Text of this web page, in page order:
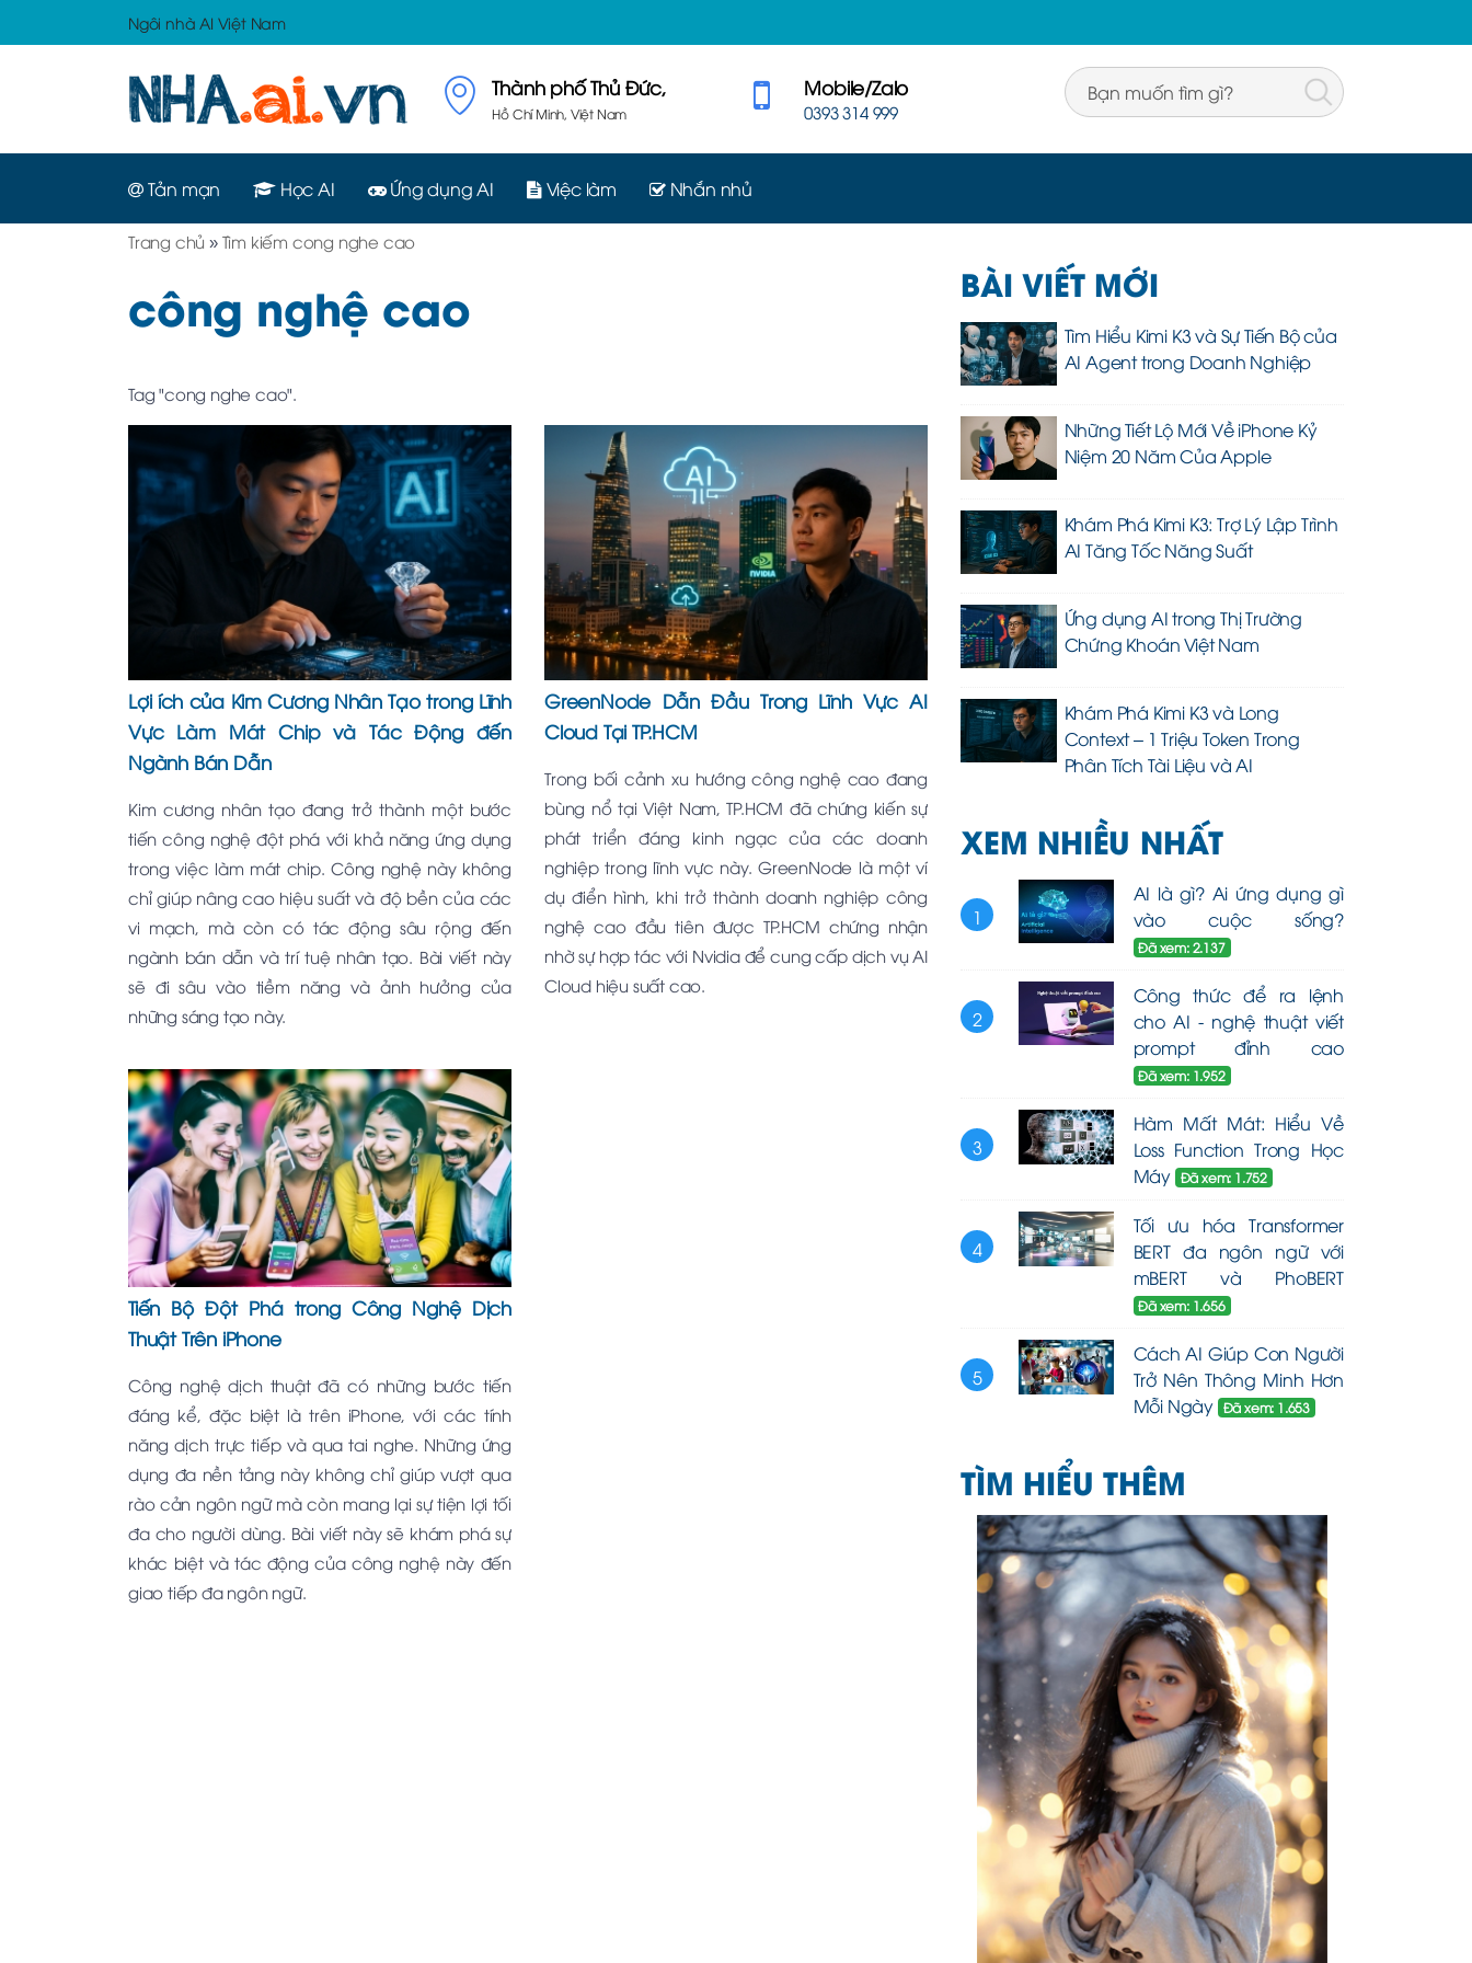
Ngôi nhà AI Việt Nam
Thành phố Thủ Đức,
Hồ Chí Minh, Việt Nam
Mobile/Zalo
0393 314 999
Tản mạn Học AI Ứng dụng AI Việc làm Nhắn nhủ
Trang chủ » Tìm kiếm cong nghe cao
công nghệ cao
Tag "cong nghe cao".
Lợi ích của Kim Cương Nhân Tạo trong Lĩnh
Vực Làm Mát Chip và Tác Động đến
Ngành Bán Dẫn
Kim cương nhân tạo đang trở thành một bước
tiến công nghệ đột phá với khả năng ứng dụng
trong việc làm mát chip. Công nghệ này không
chỉ giúp nâng cao hiệu suất và độ bền của các
vi mạch, mà còn có tác động sâu rộng đến
ngành bán dẫn và trí tuệ nhân tạo. Bài viết này
sẽ đi sâu vào tiềm năng và ảnh hưởng của
những sáng tạo này.
GreenNode Dẫn Đầu Trong Lĩnh Vực AI
Cloud Tại TP.HCM
Trong bối cảnh xu hướng công nghệ cao đang
bùng nổ tại Việt Nam, TP.HCM đã chứng kiến sự
phát triển đáng kinh ngạc của các doanh
nghiệp trong lĩnh vực này. GreenNode là một ví
dụ điển hình, khi trở thành doanh nghiệp công
nghệ cao đầu tiên được TP.HCM chứng nhận
nhờ sự hợp tác với Nvidia để cung cấp dịch vụ AI
Cloud hiệu suất cao.
Tiến Bộ Đột Phá trong Công Nghệ Dịch
Thuật Trên iPhone
Công nghệ dịch thuật đã có những bước tiến
đáng kể, đặc biệt là trên iPhone, với các tính
năng dịch trực tiếp và qua tai nghe. Những ứng
dụng đa nền tảng này không chỉ giúp vượt qua
rào cản ngôn ngữ mà còn mang lại sự tiện lợi tối
đa cho người dùng. Bài viết này sẽ khám phá sự
khác biệt và tác động của công nghệ này đến
giao tiếp đa ngôn ngữ.
BÀI VIẾT MỚI
Tìm Hiểu Kimi K3 và Sự Tiến Bộ của
AI Agent trong Doanh Nghiệp
Những Tiết Lộ Mới Về iPhone Kỷ
Niệm 20 Năm Của Apple
Khám Phá Kimi K3: Trợ Lý Lập Trình
AI Tăng Tốc Năng Suất
Ứng dụng AI trong Thị Trường
Chứng Khoán Việt Nam
Khám Phá Kimi K3 và Long
Context – 1 Triệu Token Trong
Phân Tích Tài Liệu và AI
XEM NHIỀU NHẤT
1
AI là gì? Ai ứng dụng gì
vào cuộc sống?
Đã xem: 2.137
2
Công thức để ra lệnh
cho AI - nghệ thuật viết
prompt đỉnh cao
Đã xem: 1.952
3
Hàm Mất Mát: Hiểu Về
Loss Function Trong Học
Máy Đã xem: 1.752
4
Tối ưu hóa Transformer
BERT đa ngôn ngữ với
mBERT và PhoBERT
Đã xem: 1.656
5
Cách AI Giúp Con Người
Trở Nên Thông Minh Hơn
Mỗi Ngày Đã xem: 1.653
TÌM HIỂU THÊM